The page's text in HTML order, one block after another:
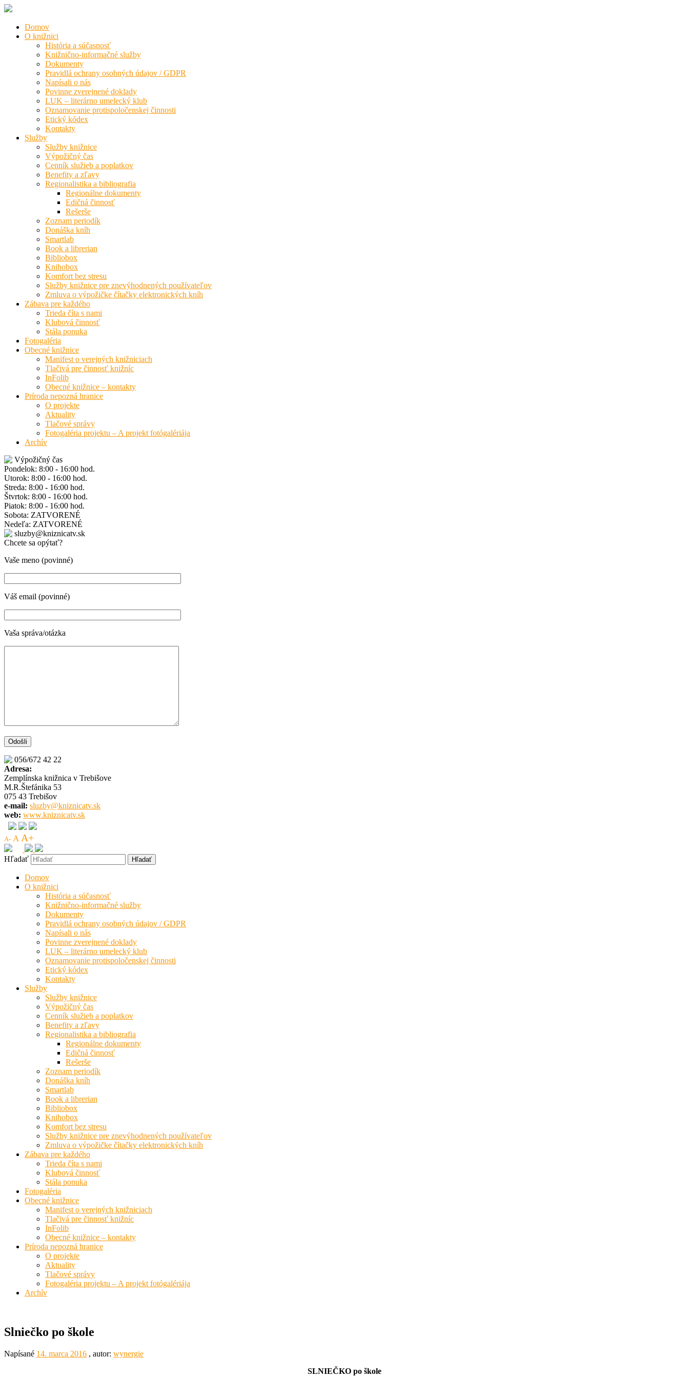
Domov
O knižnici
História a súčasnosť
Knižnično-informačné služby
Dokumenty
Pravidlá ochrany osobných údajov / GDPR
Napísali o nás
Povinne zverejnené doklady
LUK – literárno umelecký klub
Oznamovanie protispoločenskej činnosti
Etický kódex
Kontakty
Služby
Služby knižnice
Výpožičný čas
Cenník služieb a poplatkov
Benefity a zľavy
Regionalistika a bibliografia
Regionálne dokumenty
Edičná činnosť
Rešerše
Zoznam periodík
Donáška kníh
Smartlab
Book a librerian
Bibliobox
Knihobox
Komfort bez stresu
Služby knižnice pre znevýhodnených používateľov
Zmluva o výpožičke čítačky elektronických kníh
Zábava pre každého
Trieda číta s nami
Klubová činnosť
Stála ponuka
Fotogaléria
Obecné knižnice
Manifest o verejných knižniciach
Tlačivá pre činnosť knižníc
InFolib
Obecné knižnice – kontakty
Príroda nepozná hranice
O projekte
Aktuality
Tlačové správy
Fotogaléria projektu – A projekt fotógalériája
Archív
Výpožičný čas
Pondelok: 8:00 - 16:00 hod.
Utorok: 8:00 - 16:00 hod.
Streda: 8:00 - 16:00 hod.
Štvrtok: 8:00 - 16:00 hod.
Piatok: 8:00 - 16:00 hod.
Sobota: ZATVORENÉ
Nedeľa: ZATVORENÉ
sluzby@kniznicatv.sk
Chcete sa opýtať?
Vaše meno (povinné)
Váš email (povinné)
Vaša správa/otázka
056/672 42 22
Adresa:
Zemplínska knižnica v Trebišove
M.R.Štefánika 53
075 43 Trebišov
e-mail: sluzby@kniznicatv.sk
web: www.kniznicatv.sk
A- A A+
Hľadať
Domov
O knižnici
História a súčasnosť
Knižnično-informačné služby
Dokumenty
Pravidlá ochrany osobných údajov / GDPR
Napísali o nás
Povinne zverejnené doklady
LUK – literárno umelecký klub
Oznamovanie protispoločenskej činnosti
Etický kódex
Kontakty
Služby
Služby knižnice
Výpožičný čas
Cenník služieb a poplatkov
Benefity a zľavy
Regionalistika a bibliografia
Regionálne dokumenty
Edičná činnosť
Rešerše
Zoznam periodík
Donáška kníh
Smartlab
Book a librerian
Bibliobox
Knihobox
Komfort bez stresu
Služby knižnice pre znevýhodnených používateľov
Zmluva o výpožičke čítačky elektronických kníh
Zábava pre každého
Trieda číta s nami
Klubová činnosť
Stála ponuka
Fotogaléria
Obecné knižnice
Manifest o verejných knižniciach
Tlačivá pre činnosť knižníc
InFolib
Obecné knižnice – kontakty
Príroda nepozná hranice
O projekte
Aktuality
Tlačové správy
Fotogaléria projektu – A projekt fotógalériája
Archív
Slniečko po škole
Napísané 14. marca 2016 , autor: wynergie
SLNIEČKO po škole